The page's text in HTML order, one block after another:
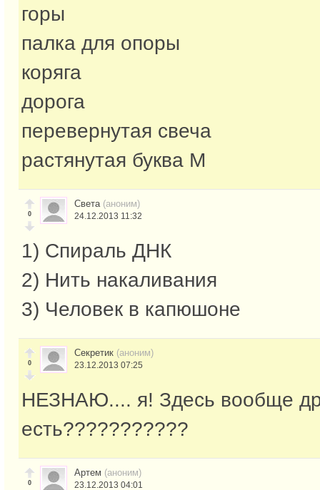
горы
палка для опоры
коряга
дорога
перевернутая свеча
растянутая буква М
0
Света (аноним)
24.12.2013 11:32
1) Спираль ДНК
2) Нить накаливания
3) Человек в капюшоне
0
Секретик (аноним)
23.12.2013 07:25
НЕЗНАЮ.... я! Здесь вообще
есть???????????
0
Артем (аноним)
23.12.2013 04:01